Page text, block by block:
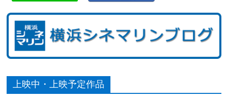
上映中・上映予定作品